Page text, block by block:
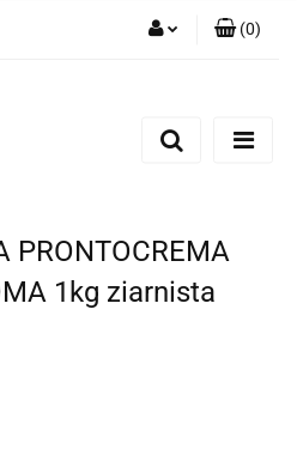
Zarejestruj się
(0)
PRONTOCREMA
1kg ziarnista